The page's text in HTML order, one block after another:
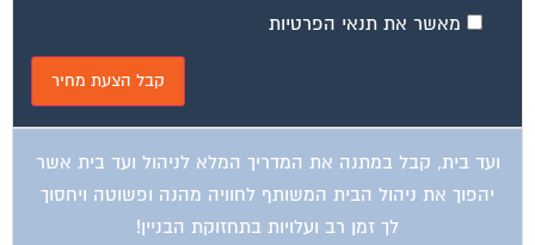
מאשר את תנאי הפרטיות
ועד בית, קבל במתנה את המדריך המלא לניהול ועד בית אשר
יהפוך את ניהול הבית המשותף לחוויה מהנה ופשוטה ויחסוך
לך זמן רב ועלויות בתחזוקת הבניין!